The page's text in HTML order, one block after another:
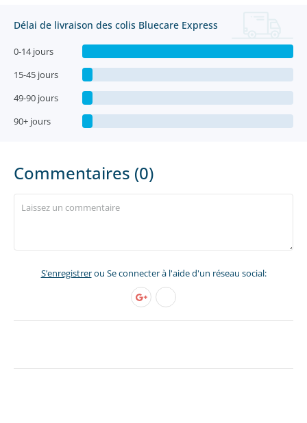
Délai de livraison des colis Bluecare Express
0-14 jours
15-45 jours
49-90 jours
90+ jours
Commentaires (0)
S’enregistrerou Se connecter à l'aide d'un réseau social: